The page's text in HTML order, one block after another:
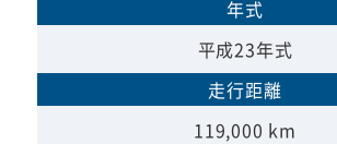
年式
平成23年式
走行距離
119,000 km